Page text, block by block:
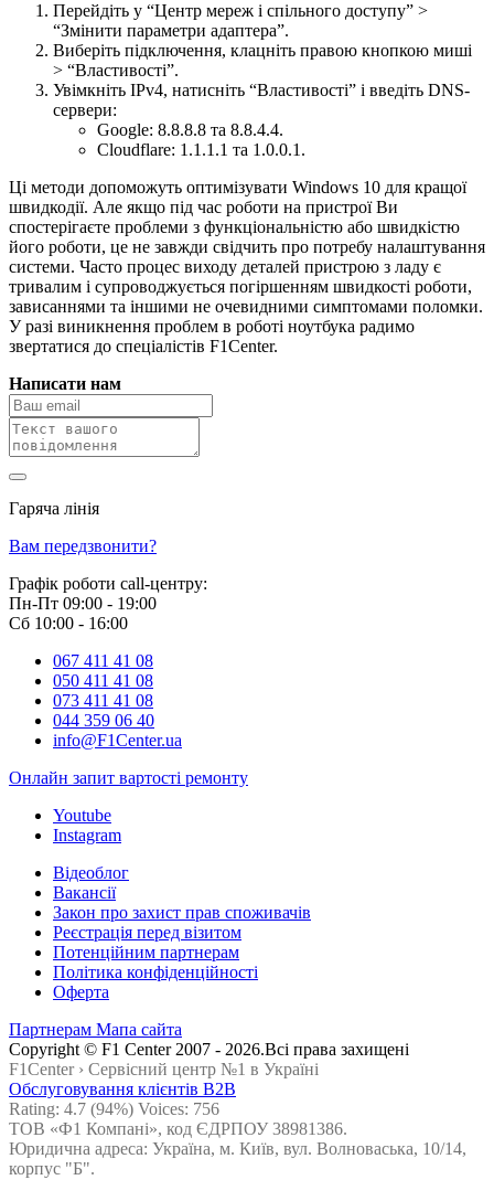
Перейдіть у “Центр мереж і спільного доступу” >
“Змінити параметри адаптера”.
Виберіть підключення, клацніть правою кнопкою миші
> “Властивості”.
Увімкніть IPv4, натисніть “Властивості” і введіть DNS-
сервери:
Google: 8.8.8.8 та 8.8.4.4.
Cloudflare: 1.1.1.1 та 1.0.0.1.
Ці методи допоможуть оптимізувати Windows 10 для кращої
швидкодії. Але якщо під час роботи на пристрої Ви
спостерігаєте проблеми з функціональністю або швидкістю
його роботи, це не завжди свідчить про потребу налаштування
системи. Часто процес виходу деталей пристрою з ладу є
тривалим і супроводжується погіршенням швидкості роботи,
зависаннями та іншими не очевидними симптомами поломки.
У разі виникнення проблем в роботі ноутбука радимо
звертатися до спеціалістів F1Center.
Написати нам
Гаряча лінія
Вам передзвонити?
Графік роботи call-центру:
Пн-Пт 09:00 - 19:00
Сб 10:00 - 16:00
067 411 41 08
050 411 41 08
073 411 41 08
044 359 06 40
info@F1Center.ua
Онлайн запит вартостi ремонту
Youtube
Instagram
Відеоблог
Вакансії
Закон про захист прав споживачів
Реєстрація перед візитом
Потенційним партнерам
Політика конфіденційності
Оферта
Партнерам Мапа сайта
Сopyright © F1 Center 2007 - 2026.Всі права захищені
F1Center › Cервісний центр №1 в Україні
Обслуговування клієнтів B2B
Rating: 4.7 (94%) Voices: 756
ТОВ «Ф1 Компані», код ЄДРПОУ 38981386.
Юридична адреса: Україна, м. Київ, вул. Волноваська, 10/14,
корпус "Б".